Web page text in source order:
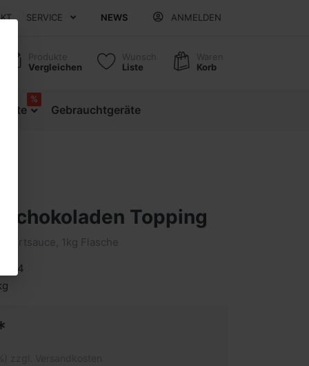
SERVICE NEWS ANMELDEN
Produkte
Vergleichen
Wunsch
Liste
Waren
Korb
%
Gebrauchtgeräte
Topping
1kg Flasche